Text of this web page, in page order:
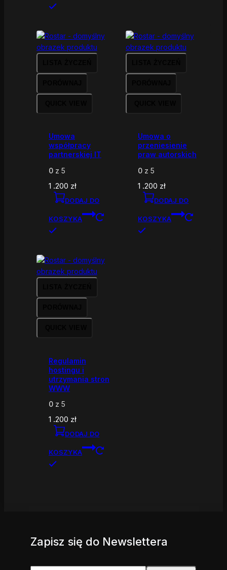
Umowa
współpracy
partnerskiej IT
0 z 5
1 .200 zł
DODAJ DO
KOSZYKA
Umowa o
przeniesienie
praw autorskich
0 z 5
1 .200 zł
DODAJ DO
KOSZYKA
Regulamin
hostingu i
utrzymania stron
WWW
0 z 5
1 .200 zł
DODAJ DO
KOSZYKA
Zapisz się do Newslettera